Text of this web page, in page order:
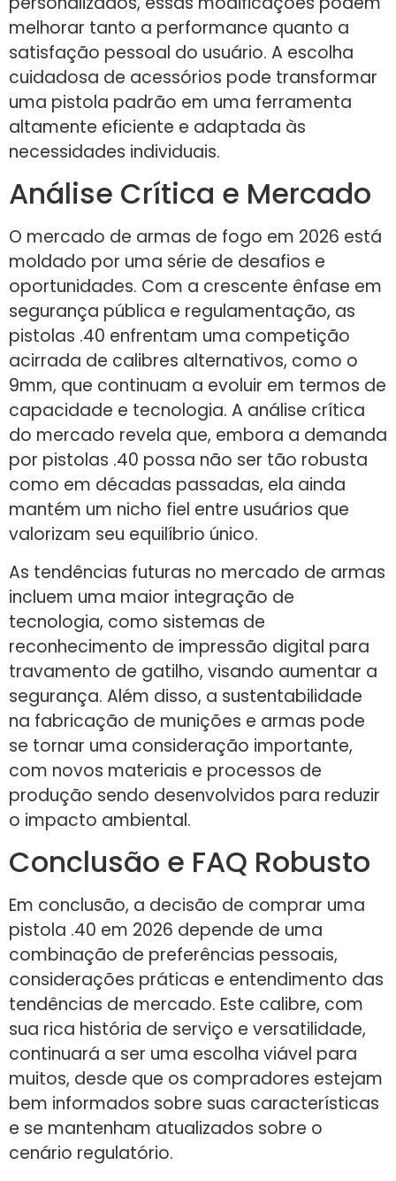
melhorar tanto a performance quanto a
satisfação pessoal do usuário. A escolha
cuidadosa de acessórios pode transformar
uma pistola padrão em uma ferramenta
altamente eficiente e adaptada às
necessidades individuais.
Análise Crítica e Mercado
O mercado de armas de fogo em 2026 está
moldado por uma série de desafios e
oportunidades. Com a crescente ênfase em
segurança pública e regulamentação, as
pistolas .40 enfrentam uma competição
acirrada de calibres alternativos, como o
9mm, que continuam a evoluir em termos de
capacidade e tecnologia. A análise crítica
do mercado revela que, embora a demanda
por pistolas .40 possa não ser tão robusta
como em décadas passadas, ela ainda
mantém um nicho fiel entre usuários que
valorizam seu equilíbrio único.
As tendências futuras no mercado de armas
incluem uma maior integração de
tecnologia, como sistemas de
reconhecimento de impressão digital para
travamento de gatilho, visando aumentar a
segurança. Além disso, a sustentabilidade
na fabricação de munições e armas pode
se tornar uma consideração importante,
com novos materiais e processos de
produção sendo desenvolvidos para reduzir
o impacto ambiental.
Conclusão e FAQ Robusto
Em conclusão, a decisão de comprar uma
pistola .40 em 2026 depende de uma
combinação de preferências pessoais,
considerações práticas e entendimento das
tendências de mercado. Este calibre, com
sua rica história de serviço e versatilidade,
continuará a ser uma escolha viável para
muitos, desde que os compradores estejam
bem informados sobre suas características
e se mantenham atualizados sobre o
cenário regulatório.